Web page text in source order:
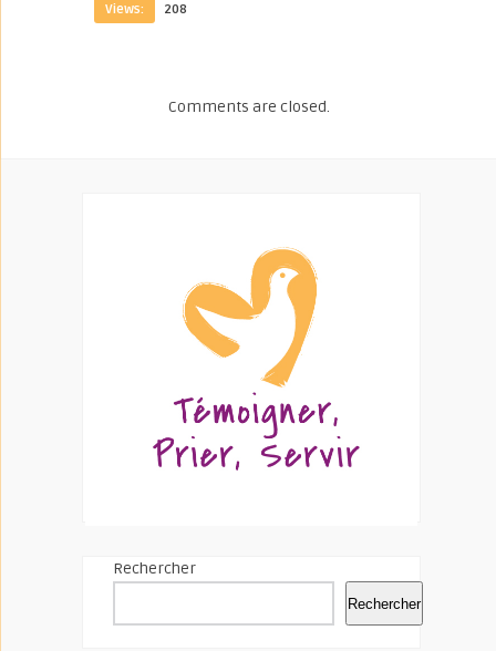
Views: 208
Comments are closed.
Rechercher
Rechercher